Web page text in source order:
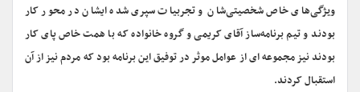
ویژگی‌های خاص شخصیتی‌شان و تجربیات سپری شده ایشان در محور کار
بودند و تیم برنامه‌ساز آقای کریمی و گروه خانواده که با همت خاص پای کار
بودند نیز مجموعه ای از عوامل موثر در توفیق این برنامه بود که مردم نیز از آن
استقبال کردند.